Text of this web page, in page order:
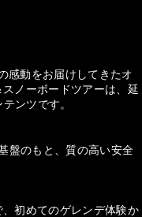
感動をお届けしてきたオ
ノーボードツアーは、延
ンツです。
盤のもと、質の高い安全
初めてのゲレンデ体験か